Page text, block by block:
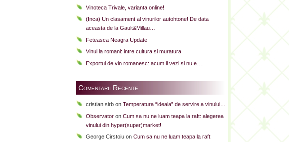
Vinoteca Trivale, varianta online!
(Inca) Un clasament al vinurilor autohtone! De data
aceasta de la Gault&Millau…
Feteasca Neagra Update
Vinul la romani: intre cultura si muratura
Exportul de vin romanesc: acum il vezi si nu e….
Comentarii Recente
cristian sirb on Temperatura “ideala” de servire a vinului…
Observator on Cum sa nu ne luam teapa la raft: alegerea
vinului din hyper(super)market!
George Cirstoiu on Cum sa nu ne luam teapa la raft: